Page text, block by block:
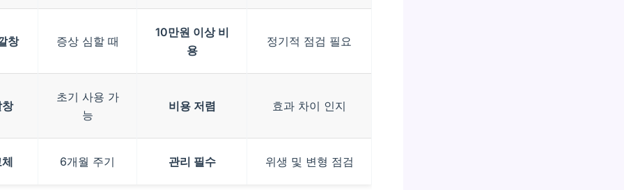
창 증상 심할 때
10만원 이상 비
용
정기적 점검 필요
초기 사용 가
능
비용 저렴 효과 차이 인지
6개월 주기 관리 필수 위생 및 변형 점검